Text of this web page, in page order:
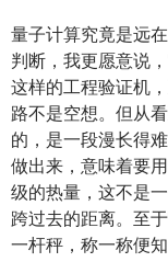
量子计算究竟是远
判断，我更愿意说
这样的工程验证机
路不是空想。但从
的，是一段漫长得
做出来，意味着要
级的热量，这不是
跨过去的距离。至
一杆秤，称一称便知